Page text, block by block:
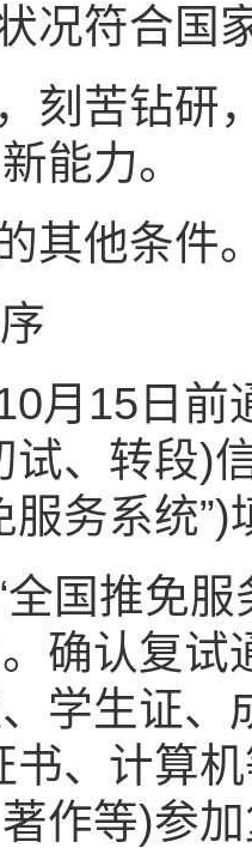
况符合国
刻苦钻研
能力。
其他条件
月15日前
试、转段)
服务系统”)
全国推免
确认复试
学生证
书、计算
作等)参